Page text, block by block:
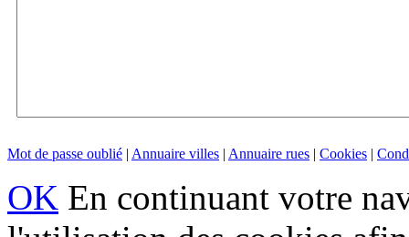
Mot de passe oublié | Annuaire villes | Annuaire rues | Cookies |
OK En continuant votre